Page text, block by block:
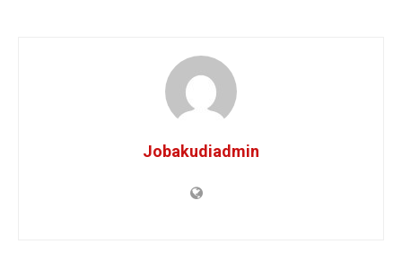
Jobakudiadmin